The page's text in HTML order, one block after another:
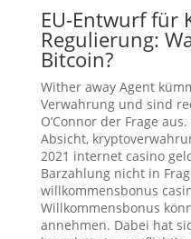
EU-Entwurf für
Regulierung:
Bitcoin?
Wither away Agent
Verwahrung und sind
O’Connor der Frage
Absicht,
2021 internet casino
Barzahlung nicht in
willkommensbonus
Willkommensbonus
annehmen. Dabei hat